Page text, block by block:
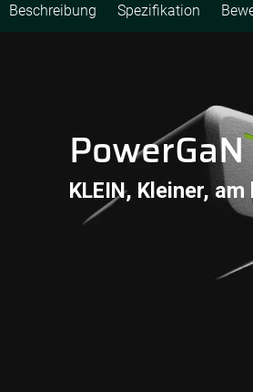
Beschreibung Spezifikation
KLEIN, Kleiner,